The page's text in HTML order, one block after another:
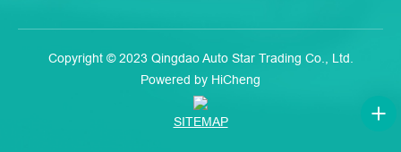
Copyright © 2023 Qingdao Auto Star Trading Co., Ltd.
Powered by HiCheng
SITEMAP